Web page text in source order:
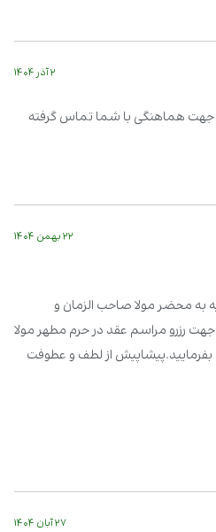
۲ آذر ۱۴۰۴
هماهنگی با شما تماس گرفته
۲۲ بهمن ۱۴۰۴
به محضر مولا صاحب الزمان و
رزرو مراسم عقد در حرم مطهر مولا
بفرمایید.پیشاپیش از لطف و عطوفت
۲۷ آبان ۱۴۰۴